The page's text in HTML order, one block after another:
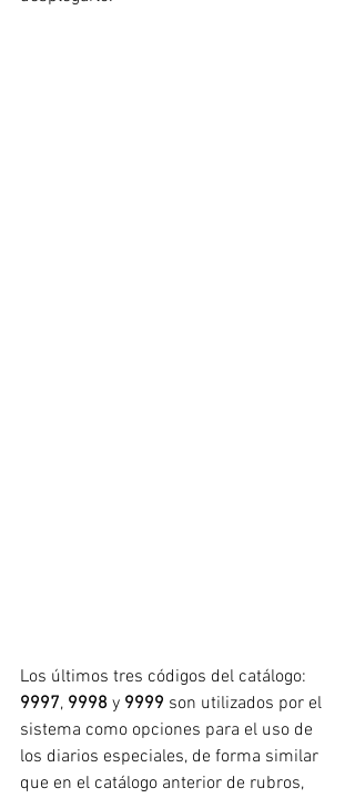
Los últimos tres códigos del catálogo:
9997, 9998 y 9999 son utilizados por el
sistema como opciones para el uso de
los diarios especiales, de forma similar
que en el catálogo anterior de rubros,